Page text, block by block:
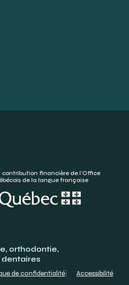
contribution financière de l’Office
de la langue française
orthodontie,
de confidentialité Accessibilité